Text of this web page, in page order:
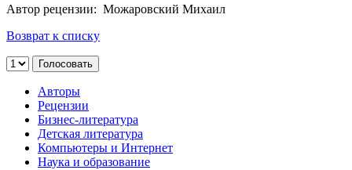
Автор рецензии: Можаровский Михаил
Возврат к списку
Авторы
Рецензии
Бизнес-литература
Детская литература
Компьютеры и Интернет
Наука и образование